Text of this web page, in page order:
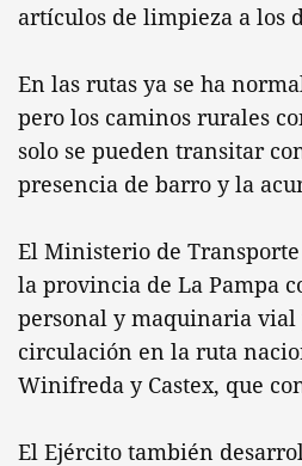
artículos de limpieza a los
En las rutas ya se ha
pero los caminos rurales
solo se pueden transitar
presencia de barro y la
El Ministerio de Transporte
la provincia de La Pampa
personal y maquinaria
circulación en la ruta
Winifreda y Castex, que
El Ejército también